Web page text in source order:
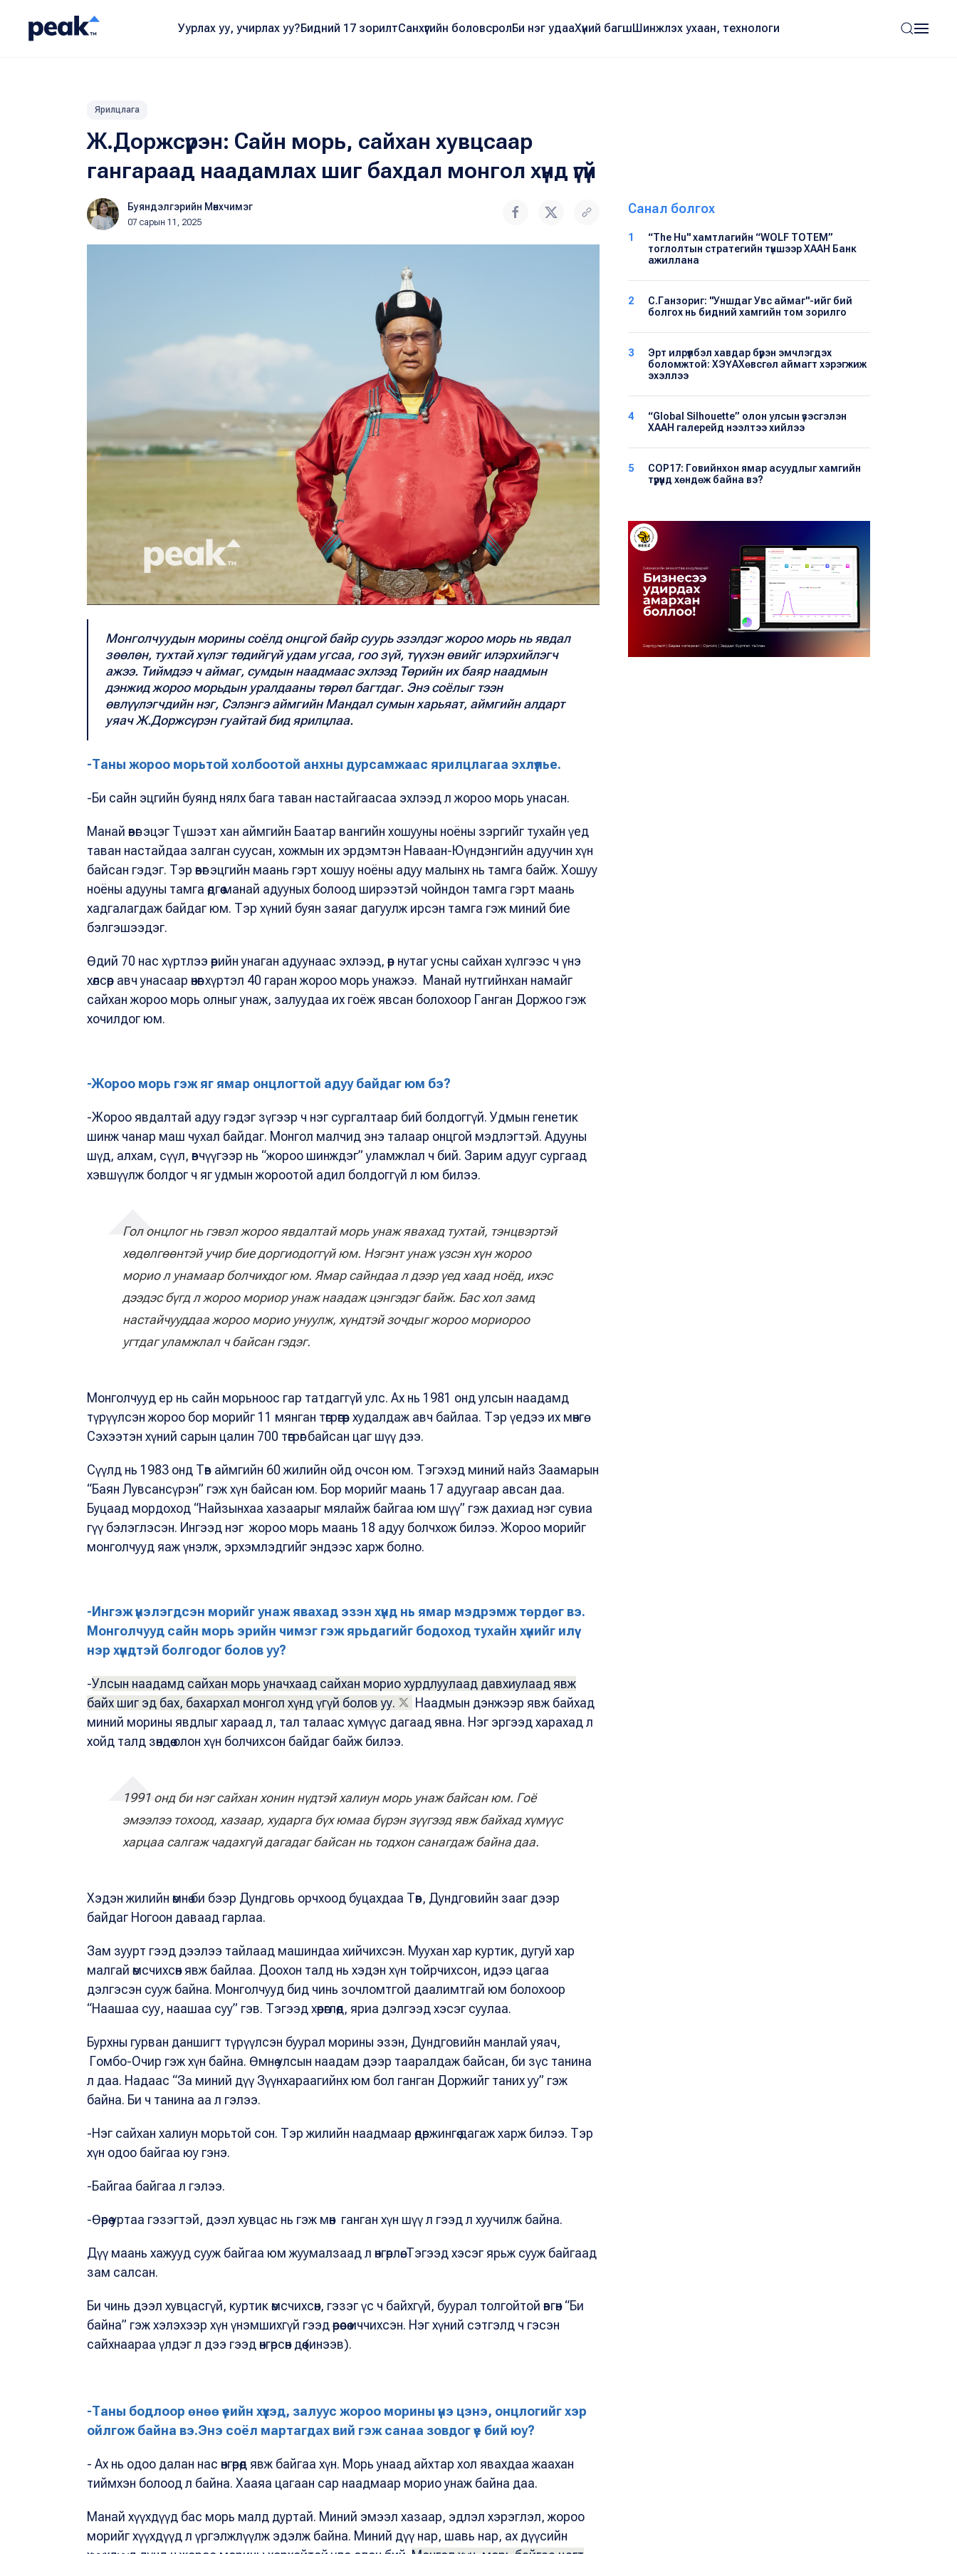
Уурлах уу, учирлах уу?Бидний 17 зорилтСанхүүгийн боловсролБи нэг удааХүний багшШинжлэх ухаан, технологи
Ярилцлага
Ж.Доржсүрэн: Сайн морь, сайхан хувцсаар
гангараад наадамлах шиг бахдал монгол хүнд үгүй
Буяндэлгэрийн Мөнхчимэг
07 сарын 11, 2025
Монголчуудын морины соёлд онцгой байр суурь эзэлдэг жороо морь нь явдал
зөөлөн, тухтай хүлэг төдийгүй удам угсаа, гоо зүй, түүхэн өвийг илэрхийлэгч
ажээ. Тиймдээ ч аймаг, сумдын наадмаас эхлээд Төрийн их баяр наадмын
дэнжид жороо морьдын уралдааны төрөл багтдаг. Энэ соёлыг тээн
өвлүүлэгчдийн нэг, Сэлэнгэ аймгийн Мандал сумын харьяат, аймгийн алдарт
уяач Ж.Доржсүрэн гуайтай бид ярилцлаа.
-Таны жороо морьтой холбоотой анхны дурсамжаас ярилцлагаа эхлүүлье.
-Би сайн эцгийн буянд нялх бага таван настайгаасаа эхлээд л жороо морь унасан.
Манай өвөг эцэг Түшээт хан аймгийн Баатар вангийн хошууны ноёны зэргийг тухайн үед
таван настайдаа залган суусан, хожмын их эрдэмтэн Наваан-Юүндэнгийн адуучин хүн
байсан гэдэг. Тэр өвөг эцгийн маань гэрт хошуу ноёны адуу малынх нь тамга байж. Хошуу
ноёны адууны тамга өдгөө манай адууных болоод ширээтэй чойндон тамга гэрт маань
хадгалагдаж байдаг юм. Тэр хүний буян заяаг дагуулж ирсэн тамга гэж миний бие
бэлгэшээдэг.
Өдий 70 нас хүртлээ өөрийн унаган адуунаас эхлээд, өөр нутаг усны сайхан хүлгээс ч үнэ
хөлсөөр авч унасаар өнөөг хүртэл 40 гаран жороо морь унажээ. Манай нутгийнхан намайг
сайхан жороо морь олныг унаж, залуудаа их гоёж явсан болохоор Ганган Доржоо гэж
хочилдог юм.
-Жороо морь гэж яг ямар онцлогтой адуу байдаг юм бэ?
-Жороо явдалтай адуу гэдэг зүгээр ч нэг сургалтаар бий болдоггүй. Удмын генетик
шинж чанар маш чухал байдаг. Монгол малчид энэ талаар онцгой мэдлэгтэй. Адууны
шүд, алхам, сүүл, өвчүүгээр нь “жороо шинждэг” уламжлал ч бий. Зарим адууг сургаад
хэвшүүлж болдог ч яг удмын жороотой адил болдоггүй л юм билээ.
Гол онцлог нь гэвэл жороо явдалтай морь унаж явахад тухтай, тэнцвэртэй
хөдөлгөөнтэй учир бие доргиодоггүй юм. Нэгэнт унаж үзсэн хүн жороо
морио л унамаар болчихдог юм. Ямар сайндаа л дээр үед хаад ноёд, ихэс
дээдэс бүгд л жороо мориор унаж наадаж цэнгэдэг байж. Бас хол замд
настайчууддаа жороо морио унуулж, хүндтэй зочдыг жороо мориороо
угтдаг уламжлал ч байсан гэдэг.
Монголчууд ер нь сайн морьноос гар татдаггүй улс. Ах нь 1981 онд улсын наадамд
түрүүлсэн жороо бор морийг 11 мянган төгрөгөөр худалдаж авч байлаа. Тэр үедээ их мөнгө.
Сэхээтэн хүний сарын цалин 700 төгрөг байсан цаг шүү дээ.
Сүүлд нь 1983 онд Төв аймгийн 60 жилийн ойд очсон юм. Тэгэхэд миний найз Заамарын
“Баян Лувсансүрэн” гэж хүн байсан юм. Бор морийг маань 17 адуугаар авсан даа.
Буцаад мордоход “Найзынхаа хазаарыг мялайж байгаа юм шүү” гэж дахиад нэг сувиа
гүү бэлэглэсэн. Ингээд нэг жороо морь маань 18 адуу болчхож билээ. Жороо морийг
монголчууд яаж үнэлж, эрхэмлэдгийг эндээс харж болно.
-Ингэж үнэлэгдсэн морийг унаж явахад эзэн хүнд нь ямар мэдрэмж төрдөг вэ.
Монголчууд сайн морь эрийн чимэг гэж ярьдагийг бодоход тухайн хүнийг илүү
нэр хүндтэй болгодог болов уу?
-Улсын наадамд сайхан морь уначхаад сайхан морио хурдлуулаад давхиулаад явж
байх шиг эд бах, бахархал монгол хүнд үгүй болов уу.
Наадмын дэнжээр явж байхад
миний морины явдлыг хараад л, тал талаас хүмүүс дагаад явна. Нэг эргээд харахад л
хойд талд зөндөө олон хүн болчихсон байдаг байж билээ.
1991 онд би нэг сайхан хонин нүдтэй халиун морь унаж байсан юм. Гоё
эмээлээ тохоод, хазаар, хударга бүх юмаа бүрэн зүүгээд явж байхад хүмүүс
харцаа салгаж чадахгүй дагадаг байсан нь тодхон санагдаж байна даа.
Хэдэн жилийн өмнө би бээр Дундговь орчхоод буцахдаа Төв, Дундговийн зааг дээр
байдаг Ногоон даваад гарлаа.
Зам зуурт гээд дээлээ тайлаад машиндаа хийчихсэн. Муухан хар куртик, дугуй хар
малгай өмсчихсөн явж байлаа. Доохон талд нь хэдэн хүн тойрчихсон, идээ цагаа
дэлгэсэн сууж байна. Монголчууд бид чинь зочломтгой даалимтгай юм болохоор
“Наашаа суу, наашаа суу” гэв. Тэгээд хөөрөглөөд, яриа дэлгээд хэсэг суулаа.
Бурхны гурван даншигт түрүүлсэн буурал морины эзэн, Дундговийн манлай уяач,
Гомбо-Очир гэж хүн байна. Өмнө улсын наадам дээр тааралдаж байсан, би зүс танина
л даа. Надаас “За миний дүү Зүүнхараагийнх юм бол ганган Доржийг таних уу” гэж
байна. Би ч танина аа л гэлээ.
-Нэг сайхан халиун морьтой сон. Тэр жилийн наадмаар өдөржингөө дагаж харж билээ. Тэр
хүн одоо байгаа юу гэнэ.
-Байгаа байгаа л гэлээ.
-Өөрөө уртаа гэзэгтэй, дээл хувцас нь гэж мөн ганган хүн шүү л гээд л хуучилж байна.
Дүү маань хажууд сууж байгаа юм жуумалзаад л өнгөрлөө. Тэгээд хэсэг ярьж сууж байгаад
зам салсан.
Би чинь дээл хувцасгүй, куртик өмсчихсөн, гэзэг үс ч байхгүй, буурал толгойтой өвгөн “Би
байна” гэж хэлэхээр хүн үнэмшихгүй гээд өөрөөсөө иччихсэн. Нэг хүний сэтгэлд ч гэсэн
сайхнаараа үлдэг л дээ гээд өнгөрсөн дөө (инээв).
-Таны бодлоор өнөө үеийн хүүхэд, залуус жороо морины үнэ цэнэ, онцлогийг хэр
ойлгож байна вэ.Энэ соёл мартагдах вий гэж санаа зовдог үе бий юу?
- Ах нь одоо далан нас өнгөрөөд явж байгаа хүн. Морь унаад айхтар хол явахдаа жаахан
тиймхэн болоод л байна. Хааяа цагаан сар наадмаар морио унаж байна даа.
Манай хүүхдүүд бас морь малд дуртай. Миний эмээл хазаар, эдлэл хэрэглэл, жороо
морийг хүүхдүүд л үргэлжлүүлж эдэлж байна. Миний дүү нар, шавь нар, ах дүүсийн
Санал болгох
1
“The Hu" хамтлагийн “WOLF TOTEM”
тоглолтын стратегийн түншээр ХААН Банк
ажиллана
2
С.Ганзориг: "Уншдаг Увс аймаг"-ийг бий
болгох нь бидний хамгийн том зорилго
3
Эрт илрүүлбэл хавдар бүрэн эмчлэгдэх
боломжтой: ХЭҮА​Хөвсгөл аймагт хэрэгжиж
эхэллээ
4
“Global Silhouette” олон улсын үзэсгэлэн
ХААН галерейд нээлтээ хийлээ
5
COP17: Говийнхон ямар асуудлыг хамгийн
түрүүнд хөндөж байна вэ?